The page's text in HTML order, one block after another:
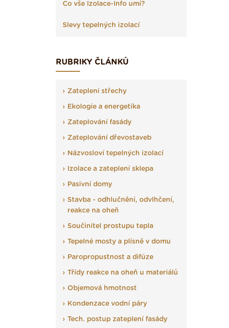
Co vše Izolace-Info umí?
Slevy tepelných izolací
RUBRIKY ČLÁNKŮ
Zateplení střechy
Ekologie a energetika
Zateplování fasády
Zateplování dřevostaveb
Názvosloví tepelných izolací
Izolace a zateplení sklepa
Pasivní domy
Stavba - odhlučnění, odvlhčení,
reakce na oheň
Součinitel prostupu tepla
Tepelné mosty a plísně v domu
Paropropustnost a difúze
Třídy reakce na oheň u materiálů
Objemová hmotnost
Kondenzace vodní páry
Tech. postup zateplení fasády